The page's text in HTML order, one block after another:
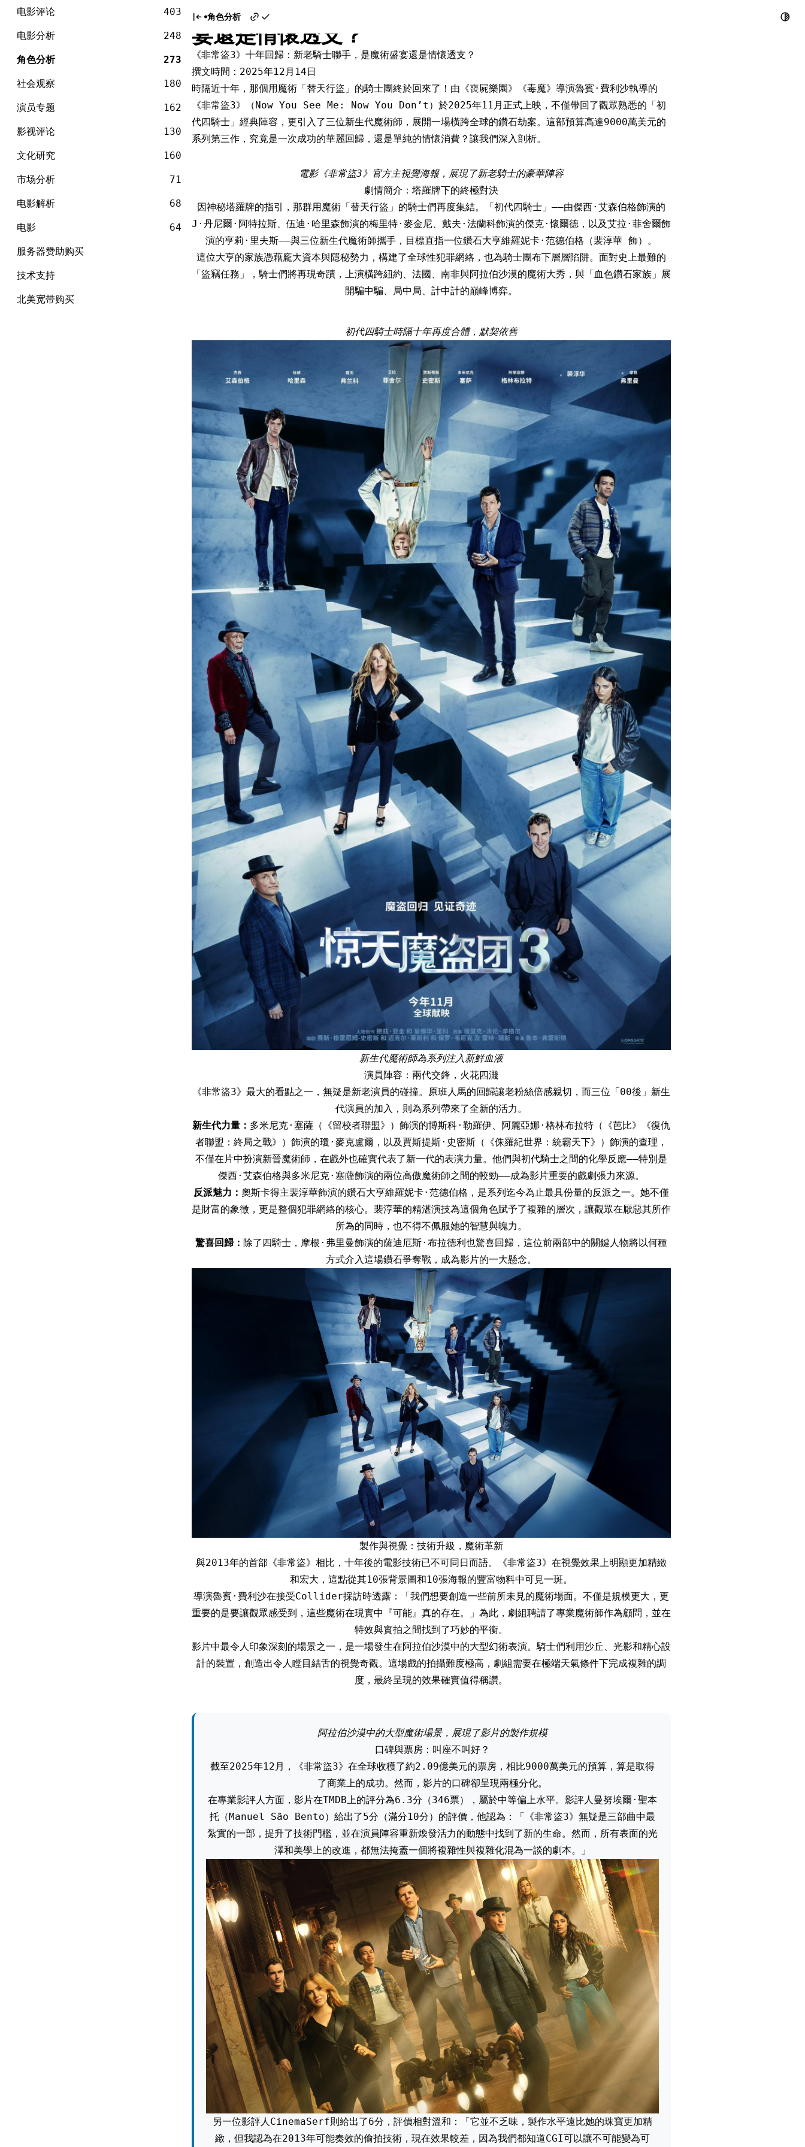
Skip
content
电影评论 403
电影分析 248
角色分析 273
社会观察 180
演员专题 162
影视评论 130
文化研究 160
市场分析 71
电影解析 68
电影 64
服务器赞助购买
技术支持
北美宽带购买
角色分析
《非常盜3》十年回歸：新老騎士聯手，是魔術盛
宴還是情懷透支？
《非常盜3》十年回歸：新老騎士聯手，是魔術盛宴還是情懷透支？
撰文時間：2025年12月14日
時隔近十年，那個用魔術「替天行盜」的騎士團終於回來了！由《喪屍樂園》《毒魔》導演魯賓·費利沙執導的
《非常盜3》（Now You See Me: Now You Don’t）於2025年11月正式上映，不僅帶回了觀眾熟悉的「初
代四騎士」經典陣容，更引入了三位新生代魔術師，展開一場橫跨全球的鑽石劫案。這部預算高達9000萬美元的
系列第三作，究竟是一次成功的華麗回歸，還是單純的情懷消費？讓我們深入剖析。
電影《非常盜3》官方主視覺海報，展現了新老騎士的豪華陣容
劇情簡介：塔羅牌下的終極對決
因神秘塔羅牌的指引，那群用魔術「替天行盜」的騎士們再度集結。「初代四騎士」——由傑西·艾森伯格飾演的
J·丹尼爾·阿特拉斯、伍迪·哈里森飾演的梅里特·麥金尼、戴夫·法蘭科飾演的傑克·懷爾德，以及艾拉·菲舍爾飾
演的亨莉·里夫斯——與三位新生代魔術師攜手，目標直指一位鑽石大亨維羅妮卡·范德伯格（裴淳華 飾）。
這位大亨的家族憑藉龐大資本與隱秘勢力，構建了全球性犯罪網絡，也為騎士團布下層層陷阱。面對史上最難的
「盜竊任務」，騎士們將再現奇蹟，上演橫跨紐約、法國、南非與阿拉伯沙漠的魔術大秀，與「血色鑽石家族」展
開騙中騙、局中局、計中計的巔峰博弈。
初代四騎士時隔十年再度合體，默契依舊
新生代魔術師為系列注入新鮮血液
演員陣容：兩代交鋒，火花四濺
《非常盜3》最大的看點之一，無疑是新老演員的碰撞。原班人馬的回歸讓老粉絲倍感親切，而三位「00後」新生
代演員的加入，則為系列帶來了全新的活力。
新生代力量： 多米尼克·塞薩（《留校者聯盟》）飾演的博斯科·勒羅伊、阿麗亞娜·格林布拉特（《芭比》《復仇
者聯盟：終局之戰》）飾演的瓊·麥克盧爾，以及賈斯提斯·史密斯（《侏羅紀世界：統霸天下》）飾演的查理，
不僅在片中扮演新晉魔術師，在戲外也確實代表了新一代的表演力量。他們與初代騎士之間的化學反應——特別是
傑西·艾森伯格與多米尼克·塞薩飾演的兩位高傲魔術師之間的較勁——成為影片重要的戲劇張力來源。
反派魅力： 奧斯卡得主裴淳華飾演的鑽石大亨維羅妮卡·范德伯格，是系列迄今為止最具份量的反派之一。她不僅
是財富的象徵，更是整個犯罪網絡的核心。裴淳華的精湛演技為這個角色賦予了複雜的層次，讓觀眾在厭惡其所作
所為的同時，也不得不佩服她的智慧與魄力。
驚喜回歸： 除了四騎士，摩根·弗里曼飾演的薩迪厄斯·布拉德利也驚喜回歸，這位前兩部中的關鍵人物將以何種
方式介入這場鑽石爭奪戰，成為影片的一大懸念。
製作與視覺：技術升級，魔術革新
與2013年的首部《非常盜》相比，十年後的電影技術已不可同日而語。《非常盜3》在視覺效果上明顯更加精緻
和宏大，這點從其10張背景圖和10張海報的豐富物料中可見一斑。
導演魯賓·費利沙在接受Collider採訪時透露：「我們想要創造一些前所未見的魔術場面。不僅是規模更大，更
重要的是要讓觀眾感受到，這些魔術在現實中『可能』真的存在。」為此，劇組聘請了專業魔術師作為顧問，並在
特效與實拍之間找到了巧妙的平衡。
影片中最令人印象深刻的場景之一，是一場發生在阿拉伯沙漠中的大型幻術表演。騎士們利用沙丘、光影和精心設
計的裝置，創造出令人瞠目結舌的視覺奇觀。這場戲的拍攝難度極高，劇組需要在極端天氣條件下完成複雜的調
度，最終呈現的效果確實值得稱讚。
阿拉伯沙漠中的大型魔術場景，展現了影片的製作規模
口碑與票房：叫座不叫好？
截至2025年12月，《非常盜3》在全球收穫了約2.09億美元的票房，相比9000萬美元的預算，算是取得
了商業上的成功。然而，影片的口碑卻呈現兩極分化。
在專業影評人方面，影片在TMDB上的評分為6.3分（346票），屬於中等偏上水平。影評人曼努埃爾·聖本
托（Manuel São Bento）給出了5分（滿分10分）的評價，他認為：「《非常盜3》無疑是三部曲中最
紮實的一部，提升了技術門檻，並在演員陣容重新煥發活力的動態中找到了新的生命。然而，所有表面的光
澤和美學上的改進，都無法掩蓋一個將複雜性與複雜化混為一談的劇本。」
另一位影評人CinemaSerf則給出了6分，評價相對溫和：「它並不乏味，製作水平遠比她的珠寶更加精
緻，但我認為在2013年可能奏效的偷拍技術，現在效果較差，因為我們都知道CGI可以讓不可能變為可